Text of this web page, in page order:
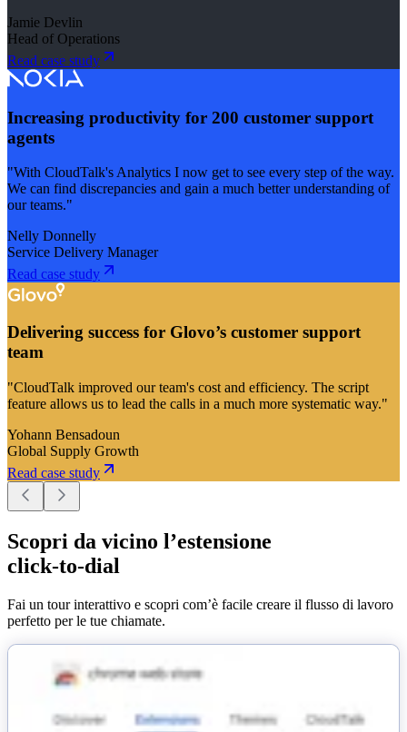
Jamie Devlin
Head of Operations
Read case study
Increasing productivity for 200 customer support
agents
"With CloudTalk's Analytics I now get to see every step of the way.
We can find discrepancies and gain a much better understanding of
our teams."
Nelly Donnelly
Service Delivery Manager
Read case study
Delivering success for Glovo’s customer support
team
"CloudTalk improved our team's cost and efficiency. The script
feature allows us to lead the calls in a much more systematic way."
Yohann Bensadoun
Global Supply Growth
Read case study
Scopri da vicino l’estensione
click-to-dial
Fai un tour interattivo e scopri com’è facile creare il flusso di lavoro
perfetto per le tue chiamate.